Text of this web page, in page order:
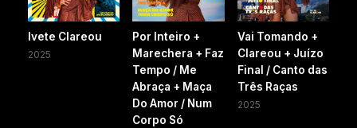
Ivete Clareou
2025
Por Inteiro +
Marechera + Faz
Tempo / Me
Abraça + Maça
Do Amor / Num
Corpo Só
Vai Tomando +
Clareou + Juízo
Final / Canto das
Três Raças
2025